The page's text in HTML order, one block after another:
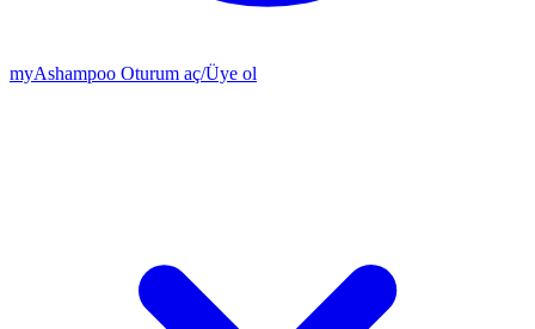
myAshampoo Oturum aç/Üye ol